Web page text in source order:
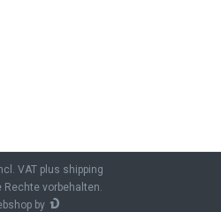
VAT plus shipping
Rechte vorbehalten.
by